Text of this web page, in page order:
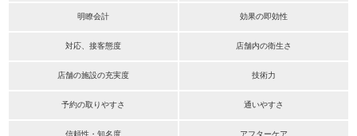
明瞭会計 効果の即効性
対応、接客態度 店舗内の衛生さ
店舗の施設の充実度 技術力
予約の取りやすさ 通いやすさ
信頼性・知名度 アフターケア